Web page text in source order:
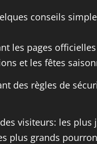
conseils
les pages
et les fêtes
des règles de
des visiteurs: les
plus grands